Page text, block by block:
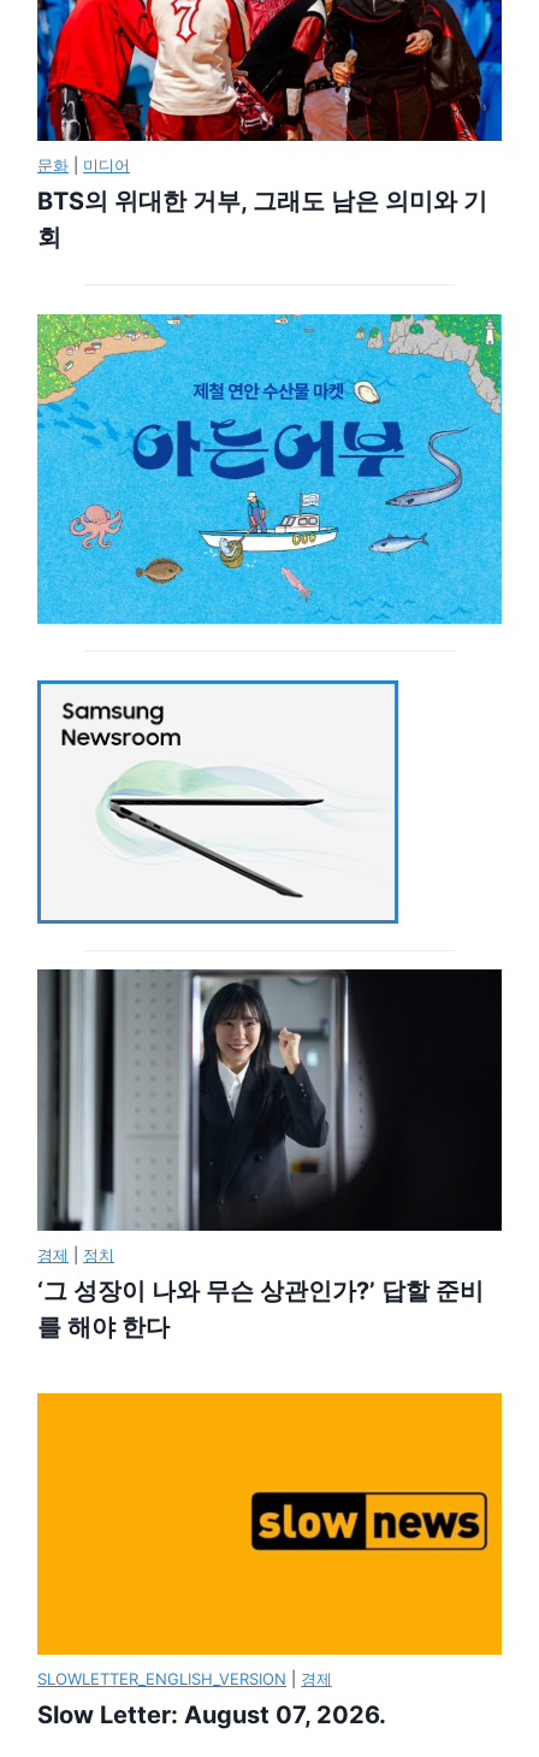
문화 미디어
BTS의 위대한 거부, 그래도 남은 의미와 기
회
경제 정치
‘그 성장이 나와 무슨 상관인가?’ 답할 준비
를 해야 한다
SLOWLETTER_ENGLISH_VERSION 경제
Slow Letter: August 07, 2026.